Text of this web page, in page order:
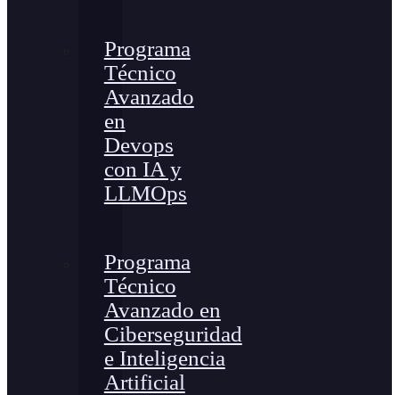
Programa
Técnico
Avanzado
en
Devops
con IA y
LLMOps
Programa
Técnico
Avanzado en
Ciberseguridad
e Inteligencia
Artificial